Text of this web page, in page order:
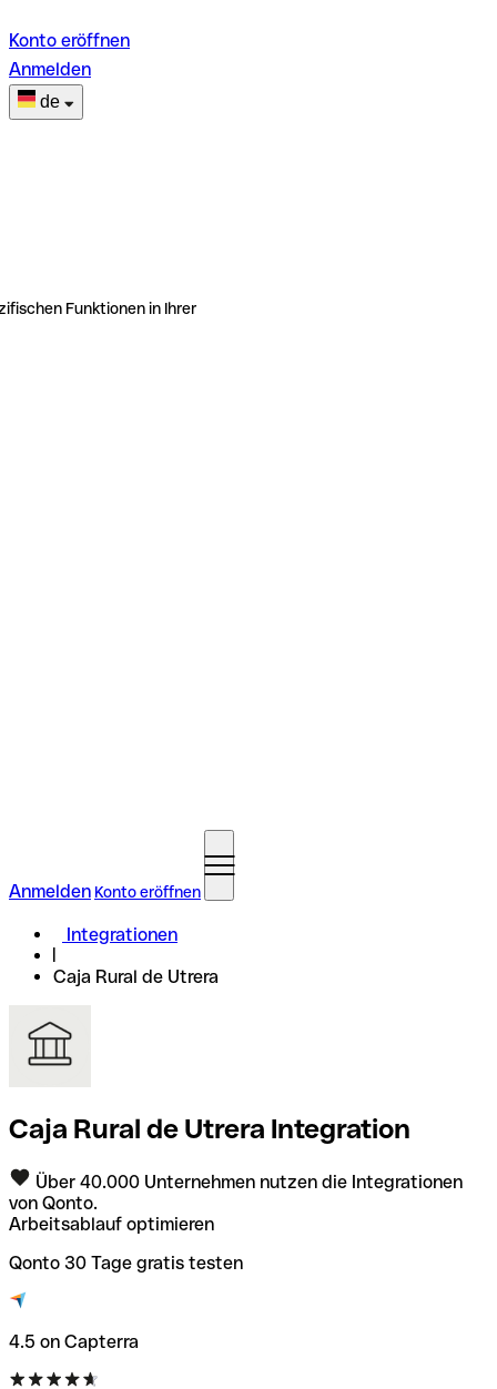
Konto eröffnen
Anmelden
de
Funktionen in Ihrer
Anmelden Konto eröffnen
Integrationen
Caja Rural de Utrera
Caja Rural de Utrera Integration
Über 40.000 Unternehmen nutzen die Integrationen
von Qonto.
Arbeitsablauf optimieren
Qonto 30 Tage gratis testen
4.5 on Capterra